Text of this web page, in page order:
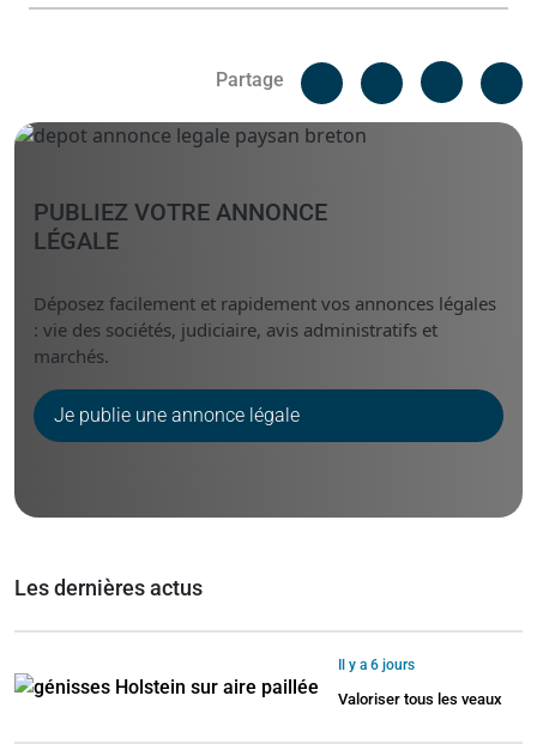
Partage
Facebook
Linked
PUBLIEZ VOTRE ANNONCE
LÉGALE
Déposez facilement et rapidement vos annonces légales
: vie des sociétés, judiciaire, avis administratifs et
marchés.
Je publie une annonce légale
Les dernières actus
Il y a 6 jours
Valoriser tous les veaux